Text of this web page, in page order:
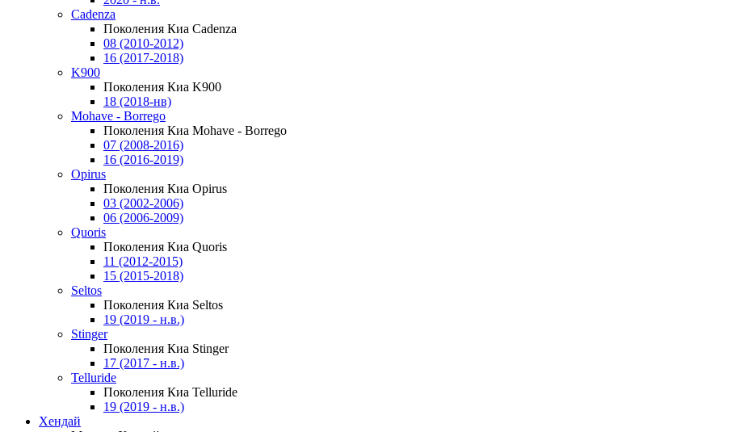
Cadenza
Поколения Киа Cadenza
08 (2010-2012)
16 (2017-2018)
K900
Поколения Киа K900
18 (2018-нв)
Mohave - Borrego
Поколения Киа Mohave - Borrego
07 (2008-2016)
16 (2016-2019)
Opirus
Поколения Киа Opirus
03 (2002-2006)
06 (2006-2009)
Quoris
Поколения Киа Quoris
11 (2012-2015)
15 (2015-2018)
Seltos
Поколения Киа Seltos
19 (2019 - н.в.)
Stinger
Поколения Киа Stinger
17 (2017 - н.в.)
Telluride
Поколения Киа Telluride
19 (2019 - н.в.)
Хендай